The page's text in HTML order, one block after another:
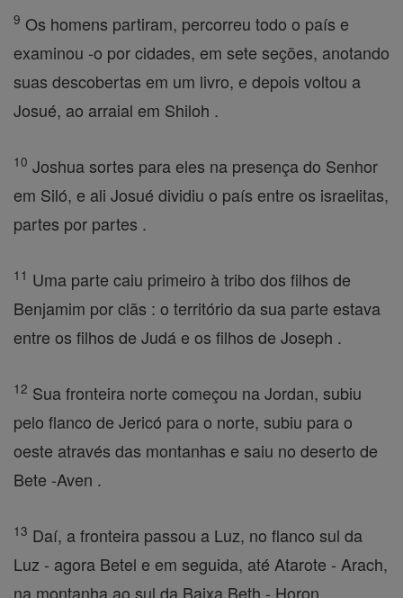
9 Os homens partiram, percorreu todo o país e
examinou -o por cidades, em sete seções, anotando
suas descobertas em um livro, e depois voltou a
Josué, ao arraial em Shiloh .
10 Joshua sortes para eles na presença do Senhor
em Siló, e ali Josué dividiu o país entre os israelitas,
partes por partes .
11 Uma parte caiu primeiro à tribo dos filhos de
Benjamim por clãs : o território da sua parte estava
entre os filhos de Judá e os filhos de Joseph .
12 Sua fronteira norte começou na Jordan, subiu
pelo flanco de Jericó para o norte, subiu para o
oeste através das montanhas e saiu no deserto de
Bete -Aven .
13 Daí, a fronteira passou a Luz, no flanco sul da
Luz - agora Betel e em seguida, até Atarote - Arach,
na montanha ao sul da Baixa Beth - Horon .